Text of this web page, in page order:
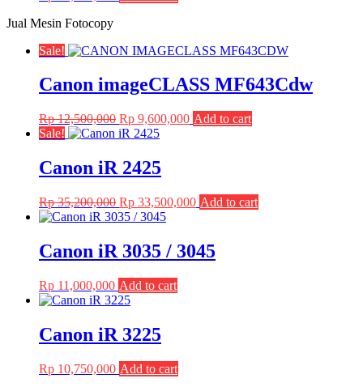
Jual Mesin Fotocopy
Sale!
Canon imageCLASS MF643Cdw
Rp12,500,000 Original
price
Rp 12,500,000.
Rp 9,600,000Current
Add to cart
Sale!
Canon iR 2425
Rp35,200,000 Original
price
Rp 35,200,000.
Rp 33,500,000Current
Rp 33,500,000.
Add to cart
Canon iR 3035 / 3045
Rp 11,000,000 Add to cart
Canon iR 3225
Rp 10,750,000 Add to cart